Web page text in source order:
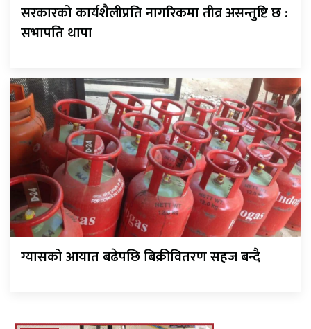
सरकारको कार्यशैलीप्रति नागरिकमा तीव्र असन्तुष्टि छ :
सभापति थापा
ग्यासको आयात बढेपछि बिक्रीवितरण सहज बन्दै